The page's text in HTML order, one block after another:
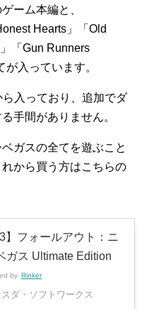
ーム本編と、
Hearts」「Old
「Gun Runners
入っています。
入っており、追加でダ
手間がありません。
ガスの全てを遊ぶこと
から買う方はこちらの
】フォールアウト：ニ
ガス Ultimate Edition
by Rinker
ダ・ソフトワークス